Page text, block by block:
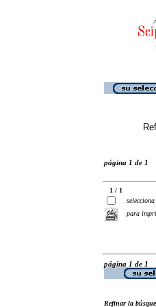
página 1 de 1
1 / 1
selecciona
para
página 1 de 1
Refinar la